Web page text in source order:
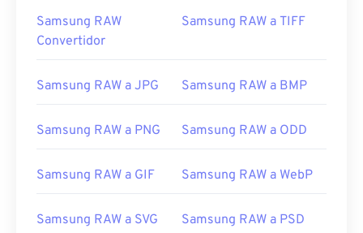
Samsung RAW
Convertidor
Samsung RAW a TIFF
Samsung RAW a JPG Samsung RAW a BMP
Samsung RAW a PNG Samsung RAW a ODD
Samsung RAW a GIF Samsung RAW a WebP
Samsung RAW a SVG Samsung RAW a PSD